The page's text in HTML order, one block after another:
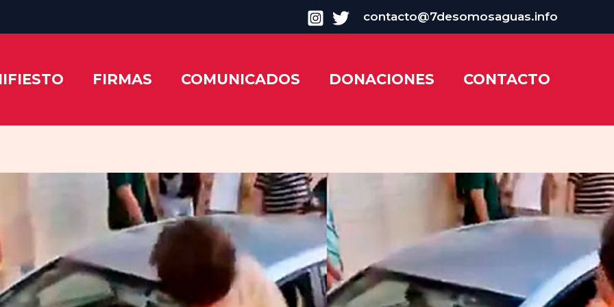
contacto@7desomosaguas.info
FIRMAS COMUNICADOS DONACIONES CONTACTO